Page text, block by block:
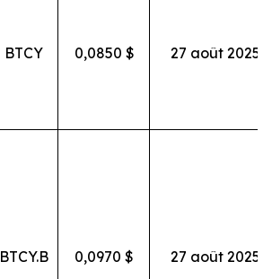
BTCY 0,0850 $ 27 août 2025
BTCY.B 0,0970 $ 27 août 2025